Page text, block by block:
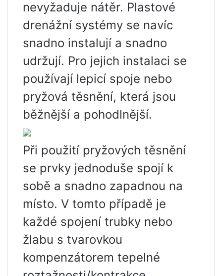
nevyžaduje nátěr. Plastové
drenážní systémy se navíc
snadno instalují a snadno
udržují. Pro jejich instalaci se
používají lepicí spoje nebo
pryžová těsnění, která jsou
běžnější a pohodlnější.
Při použití pryžových těsnění
se prvky jednoduše spojí k
sobě a snadno zapadnou na
místo. V tomto případě je
každé spojení trubky nebo
žlabu s tvarovkou
kompenzátorem tepelné